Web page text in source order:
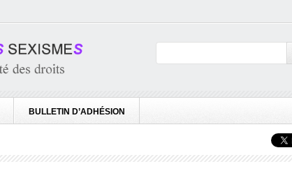
BULLETIN D’ADHÉSION